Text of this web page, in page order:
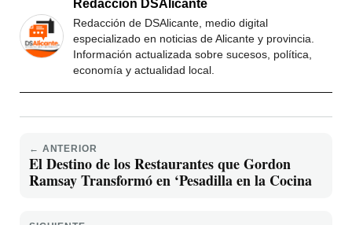
Redacción DSAlicante
Redacción de DSAlicante, medio digital
especializado en noticias de Alicante y provincia.
Información actualizada sobre sucesos, política,
economía y actualidad local.
← ANTERIOR
El Destino de los Restaurantes que Gordon
Ramsay Transformó en ‘Pesadilla en la Cocina